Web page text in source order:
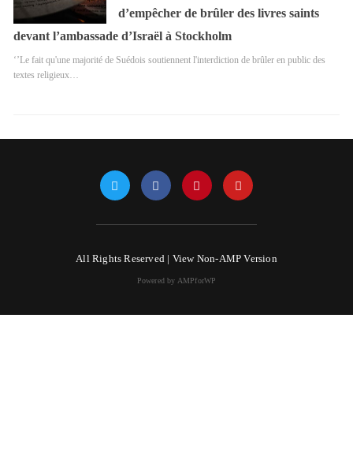
d’empêcher de brûler des livres saints
devant l’ambassade d’Israël à Stockholm
‘’Le fait qu'une majorité de Suédois soutiennent l'interdiction de brûler en public des
textes religieux…
All Rights Reserved | View Non-AMP Version
Powered by AMPforWP